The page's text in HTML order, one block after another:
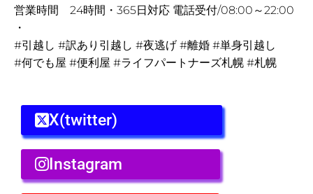
営業時間 24時間・365日対応 電話受付/08:00～22:00
・
#引越し #訳あり引越し #夜逃げ #離婚 #単身引越し
#何でも屋 #便利屋 #ライフパートナーズ札幌 #札幌
X(twitter)
Instagram